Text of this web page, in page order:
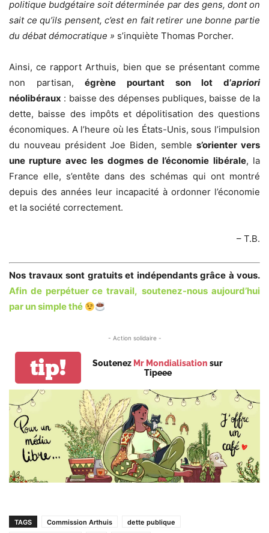
politique budgétaire soit déterminée par des gens, dont on
sait ce qu’ils pensent, c’est en fait retirer une bonne partie
du débat démocratique » s’inquiète Thomas Porcher.
Ainsi, ce rapport Arthuis, bien que se présentant comme
non partisan,égrène pourtant son lot d’apriori
néolibéraux : baisse des dépenses publiques, baisse de la
dette, baisse des impôts et dépolitisation des questions
économiques. A l’heure où les États-Unis, sous l’impulsion
du nouveau président Joe Biden, semble s’orienter vers
une rupture avec les dogmes de l’économie libérale, la
France elle, s’entête dans des schémas qui ont montré
depuis des années leur incapacité à ordonner l’économie
et la société correctement.
– T.B.
Nos travaux sont gratuits et indépendants grâce à vous.
Afin de perpétuer ce travail, soutenez-nous aujourd’hui
par un simple thé
- Action solidaire -
tip! Soutenez Mr Mondialisation sur
Tipeee
TAGS Commission Arthuis
dette publique